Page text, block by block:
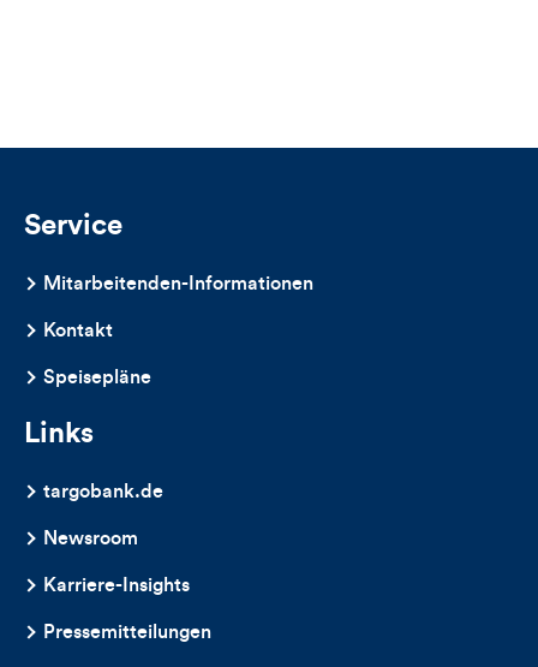
Kommentare
dieses
Artikels
Service
Mitarbeitenden-Informationen
Kontakt
Speisepläne
Links
targobank.de
Newsroom
Karriere-Insights
Pressemitteilungen